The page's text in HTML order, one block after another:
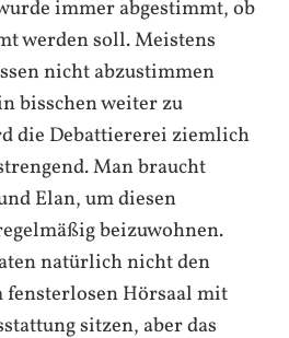
immer abgestimmt, ob
werden soll. Meistens
nicht abzustimmen
bisschen weiter zu
die Debattiererei ziemlich
Man braucht
Elan, um diesen
beizuwohnen.
natürlich nicht den
fensterlosen Hörsaal mit
sitzen, aber das